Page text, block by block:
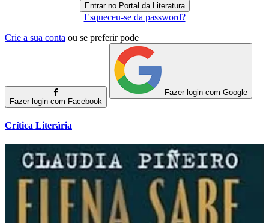
Esqueceu-se da password?
Crie a sua conta ou se preferir pode
Fazer login com Facebook
Fazer login com Google
Crítica Literária